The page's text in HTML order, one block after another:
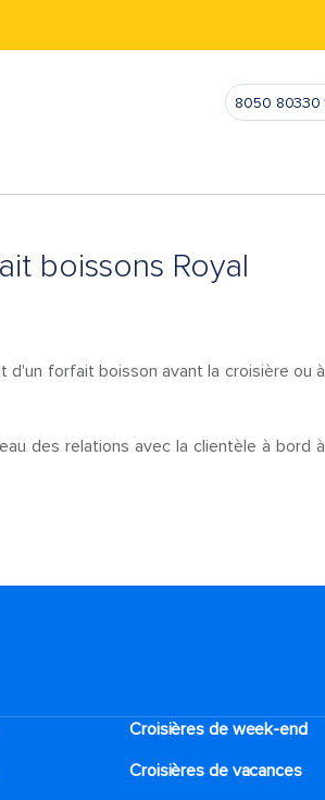
8050 80330
boissons Royal
d'un forfait boisson avant la croisière ou à
des relations avec la clientèle à bord à
Croisières de week-end
Croisières de vacances